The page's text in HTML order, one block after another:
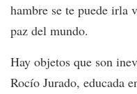
hambre se te puede irla
paz del mundo.
Hay objetos que son
Rocío Jurado, educada